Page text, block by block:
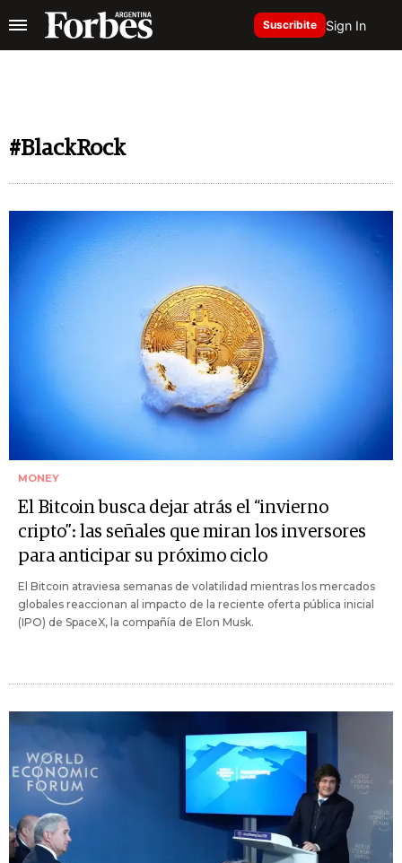
Suscribite Sign In
#BlackRock
MONEY
El Bitcoin busca dejar atrás el “invierno
cripto”: las señales que miran los inversores
para anticipar su próximo ciclo
El Bitcoin atraviesa semanas de volatilidad mientras los mercados
globales reaccionan al impacto de la reciente oferta pública inicial
(IPO) de SpaceX, la compañía de Elon Musk.